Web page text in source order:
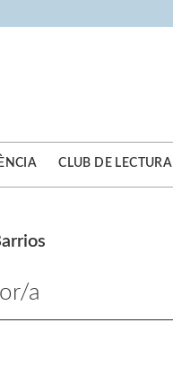
CLUB DE LECTURA
a